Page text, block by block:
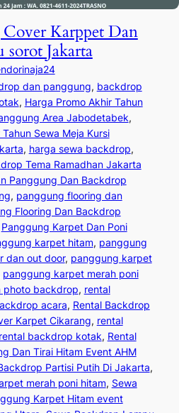
Karppet Dan
Jakarta
dan panggung, backdrop
, Harga Promo Akhir Tahun
Area Jabodetabek
Sewa Meja Kursi
, harga sewa backdrop
Tema Ramadhan Jakarta
Panggung Dan Backdrop
, panggung flooring dan
Flooring Dan Backdrop
Panggung Karpet Dan Poni
karpet hitam, panggung
dan out door, panggung karpet
panggung karpet merah poni
photo backdrop, rental
acara, Rental Backdrop
Karpet Cikarang, rental
rental backdrop kotak, Rental
Dan Tirai Hitam Event AHM
Partisi Putih Di Jakarta
merah poni hitam, Sewa
Karpet Hitam event